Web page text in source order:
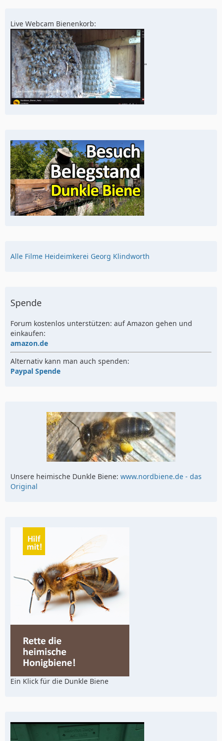
Live Webcam Bienenkorb:
"
Alle Filme Heideimkerei Georg Klindworth
Spende
Forum kostenlos unterstützen: auf Amazon gehen und
einkaufen:
amazon.de
Alternativ kann man auch spenden:
Paypal Spende
Unsere heimische Dunkle Biene: www.nordbiene.de - das
Original
Ein Klick für die Dunkle Biene